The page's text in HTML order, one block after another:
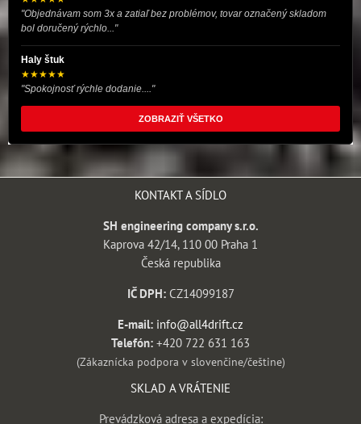
"Objednávam som 3x a zatiaľ bez problémov, tovar označený skladom
bol doručený rýchlo..."
Haly štuk
★★★★★
"Spokojnosť rýchle dodanie...."
ZOBRAZIŤ VŠETKO
KONTAKT A SÍDLO
SH engineering company s.r.o.
Kaprova 42/14, 110 00 Praha 1
Česká republika
IČ DPH:CZ14099187
E-mail: info@all4drift.cz
Telefón: +420 722 631 163
(Zákaznícka podpora v slovenčine/češtine)
SKLAD A VRÁTENIE
Prevádzková adresa a expedícia: